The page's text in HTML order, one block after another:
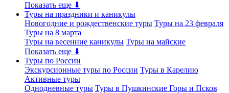
Показать еще ⬇
Туры на праздники и каникулы
Новогодние и рождественские туры Туры на 23 февраля
Туры на 8 марта
Туры на весенние каникулы Туры на майские
Показать еще ⬇
Туры по России
Экскурсионные туры по России Туры в Карелию
Активные туры
Однодневные туры Туры в Пушкинские Горы и Псков